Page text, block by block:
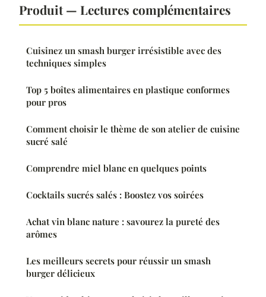
Produit — Lectures complémentaires
Cuisinez un smash burger irrésistible avec des
techniques simples
Top 5 boîtes alimentaires en plastique conformes
pour pros
Comment choisir le thème de son atelier de cuisine
sucré salé
Comprendre miel blanc en quelques points
Cocktails sucrés salés : Boostez vos soirées
Achat vin blanc nature : savourez la pureté des
arômes
Les meilleurs secrets pour réussir un smash
burger délicieux